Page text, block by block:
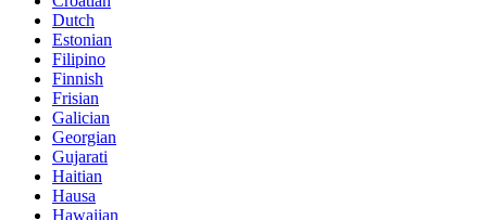
Dutch
Estonian
Filipino
Finnish
Frisian
Galician
Georgian
Gujarati
Haitian
Hausa
Hawaiian